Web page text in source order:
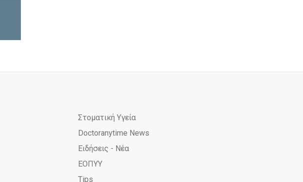
Στοματική Υγεία
Doctoranytime News
Ειδήσεις - Νέα
ΕΟΠΥΥ
Tips